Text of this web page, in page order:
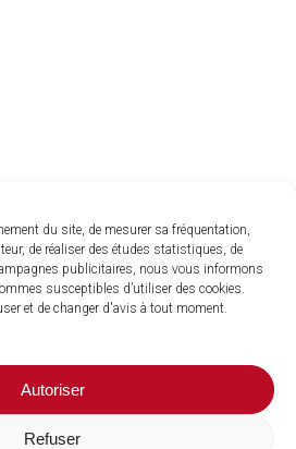
du site, de mesurer sa fréquentation,
de réaliser des études statistiques, de
publicitaires, nous vous informons
susceptibles d’utiliser des cookies.
et de changer d'avis à tout moment.
Autoriser
Refuser